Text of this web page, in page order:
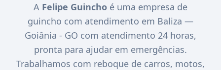
A Felipe Guincho é uma empresa de
guincho com atendimento em Baliza —
Goiânia - GO com atendimento 24 horas,
pronta para ajudar em emergências.
Trabalhamos com reboque de carros, motos,